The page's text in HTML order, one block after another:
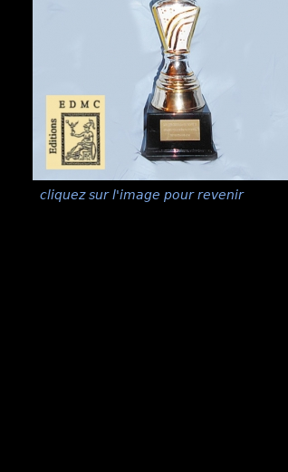
cliquez sur l'image pour revenir